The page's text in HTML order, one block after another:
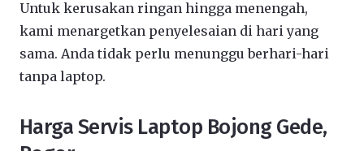
Untuk kerusakan ringan hingga menengah,
kami menargetkan penyelesaian di hari yang
sama. Anda tidak perlu menunggu berhari-hari
tanpa laptop.
Harga Servis Laptop Bojong Gede,